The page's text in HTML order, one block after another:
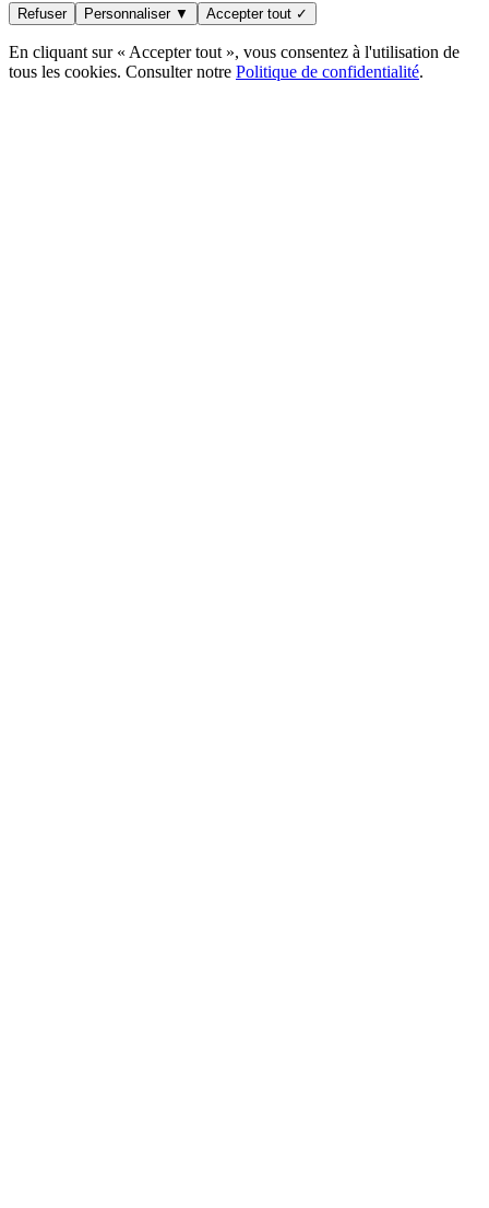
Refuser Personnaliser ▼ Accepter tout ✓
En cliquant sur « Accepter tout », vous consentez à l'utilisation de
tous les cookies. Consulter notre Politique de confidentialité.